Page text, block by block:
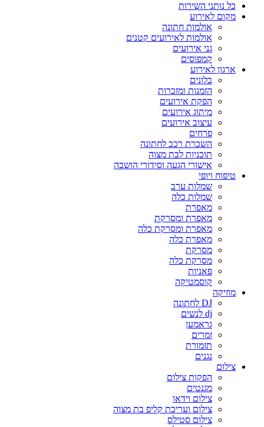
כל נותני השירות
מקום לאירוע
אולמות חתונה
אולמות לאירועים קטנים
גני אירועים
קמפוסים
ארגון לאירוע
בלונים
הזמנות ומזכרות
הפקת אירועים
מיתוג אירועים
עיצוב אירועים
פרחים
השכרת רכב לחתונה
תוכניות לבת מצוה
אישורי הגעה וסידורי הושבה
טיפוח ויופי
שמלות ערב
שמלות כלה
מאפרת
מאפרת ומסרקת
מאפרת ומסרקת כלה
מאפרת כלה
מסרקת
מסרקת כלה
פאניות
קוסמטיקה
מוזיקה
DJ לחתונה
dj לנשים
גראמען
זמרים
תזמורת
נגנים
צילום
הפקות צילום
מגנטים
צילום וידאו
צילום ועריכת קליפ בת מצוה
צילום סטילס